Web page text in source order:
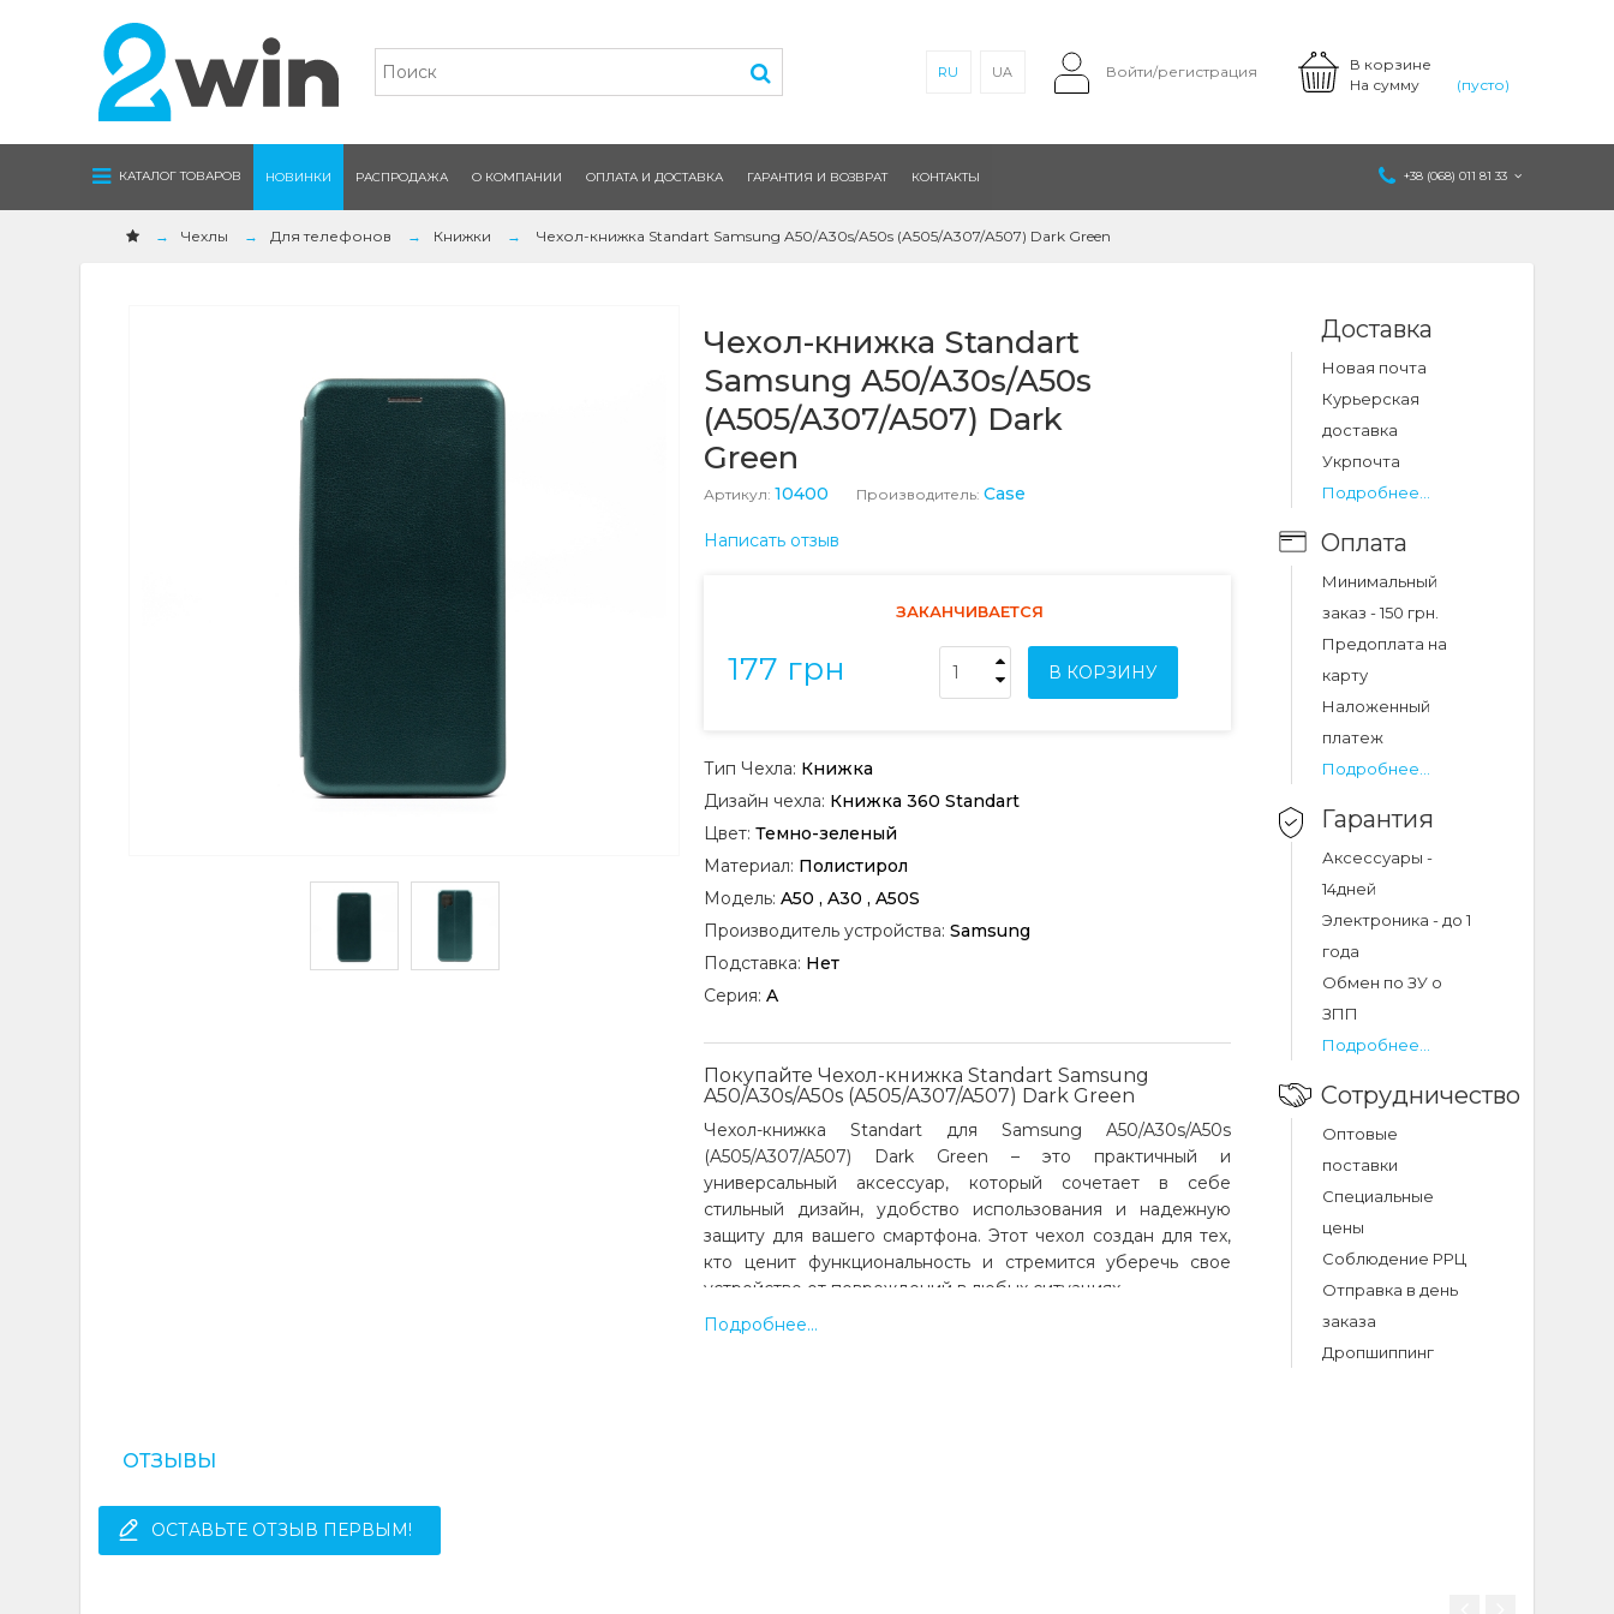
В корзине
На сумму
(пусто)
RU UA Войти/регистрация
КАТАЛОГ ТОВАРОВ НОВИНКИ РАСПРОДАЖА О КОМПАНИИ ОПЛАТА И ДОСТАВКА ГАРАНТИЯ И ВОЗВРАТ КОНТАКТЫ +38 (068) 011 81 33
Чехлы Для телефонов Книжки Чехол-книжка Standart Samsung A50/A30s/A50s (A505/A307/A507) Dark Green
Чехол-книжка Standart
Samsung A50/A30s/A50s
(A505/A307/A507) Dark
Green
Артикул: 10400 Производитель: Case
Написать отзыв
ЗАКАНЧИВАЕТСЯ
177 грн В КОРЗИНУ
Тип Чехла: Книжка
Дизайн чехла: Книжка 360 Standart
Цвет: Темно-зеленый
Материал: Полистирол
Модель: A50 , A30 , A50S
Производитель устройства: Samsung
Подставка: Нет
Серия: A
Покупайте Чехол-книжка Standart Samsung
A50/A30s/A50s (A505/A307/A507) Dark Green
Чехол-книжка Standart для Samsung A50/A30s/A50s
(A505/A307/A507) Dark Green – это практичный и
универсальный аксессуар, который сочетает в себе
стильный дизайн, удобство использования и надежную
защиту для вашего смартфона. Этот чехол создан для тех,
кто ценит функциональность и стремится уберечь свое
устройство от повреждений в любых ситуациях.
Изготовленный из качественного искусственного
материала, чехол-книжка отличается приятной текстурой и
Подробнее...
Доставка
Новая почта
Курьерская
доставка
Укрпочта
Подробнее...
Оплата
Минимальный
заказ - 150 грн.
Предоплата на
карту
Наложенный
платеж
Подробнее...
Гарантия
Аксессуары -
14дней
Электроника - до 1
года
Обмен по ЗУ о
ЗПП
Подробнее...
Сотрудничество
Оптовые
поставки
Специальные
цены
Соблюдение РРЦ
Отправка в день
заказа
Дропшиппинг
ОТЗЫВЫ
ОСТАВЬТЕ ОТЗЫВ ПЕРВЫМ!